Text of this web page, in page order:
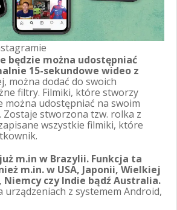
można udostępniać
15-sekundowe wideo z
można dodać do swoich
filtry. Filmiki, które stworzy
można udostępniać na swoim
stworzona tzw. rolka z
wszystkie filmiki, które
m.in w Brazylii. Funkcja ta
m.in. w USA, Japonii, Wielkiej
czy Indie bądź Australia.
urządzeniach z systemem Android,